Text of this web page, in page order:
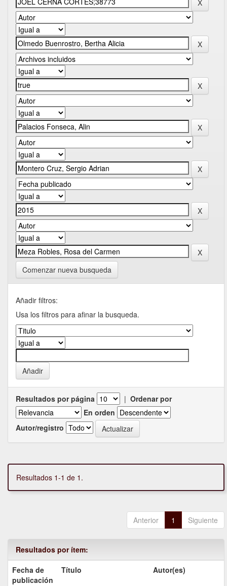
Comenzar nueva busqueda
Añadir filtros:
Usa los filtros para afinar la busqueda.
Resultados por página | Ordenar por
En orden
Autor/registro
Resultados 1-1 de 1.
Anterior 1 Siguiente
Resultados por ítem:
Fecha de
publicación
Título Autor(es)